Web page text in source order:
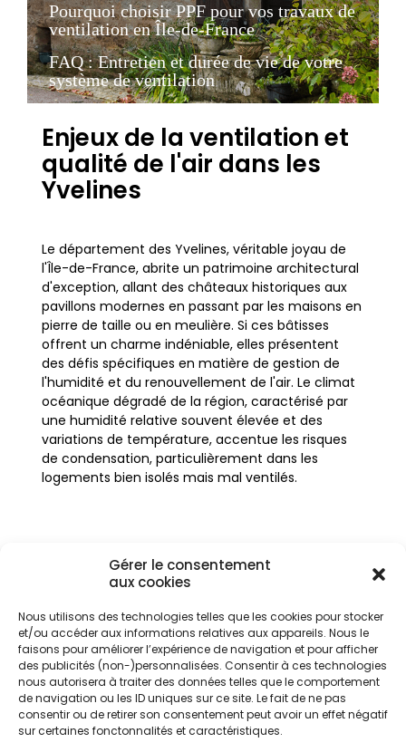
Gérer le consentement
aux cookies
Nous utilisons des technologies telles que les cookies pour stocker
et/ou accéder aux informations relatives aux appareils. Nous le
faisons pour améliorer l’expérience de navigation et pour afficher
des publicités (non-)personnalisées. Consentir à ces technologies
nous autorisera à traiter des données telles que le comportement
de navigation ou les ID uniques sur ce site. Le fait de ne pas
consentir ou de retirer son consentement peut avoir un effet négatif
sur certaines fonctonnalités et caractéristiques.
Pourquoi choisir PPF pour vos travaux de
ventilation en Île-de-France
FAQ : Entretien et durée de vie de votre
système de ventilation
Enjeux de la ventilation et
qualité de l'air dans les
Yvelines
Le département des Yvelines, véritable joyau de
l'Île-de-France, abrite un patrimoine architectural
d'exception, allant des châteaux historiques aux
pavillons modernes en passant par les maisons en
pierre de taille ou en meulière. Si ces bâtisses
offrent un charme indéniable, elles présentent
des défis spécifiques en matière de gestion de
l'humidité et du renouvellement de l'air. Le climat
océanique dégradé de la région, caractérisé par
une humidité relative souvent élevée et des
variations de température, accentue les risques
de condensation, particulièrement dans les
logements bien isolés mais mal ventilés.
performante devient alors indispensable pour
préserver la structure des bâtiments et la santé
classé au patrimoine mondial de l'UNESCO, ou
dans les quartiers résidentiels de Saint-Germain-
en-Laye et Montigny-le-Bretonneux, l'aération
naturelle ne suffit plus face aux exigences
actuelles de performance énergétique.
L'installation d'un système adapté permet
d'évacuer l'air vicié tout en protégeant les murs
Ne passez pas à côté de vos
aides !
Faites vite, les budgets
MaPrimeRénov' sont annuels et